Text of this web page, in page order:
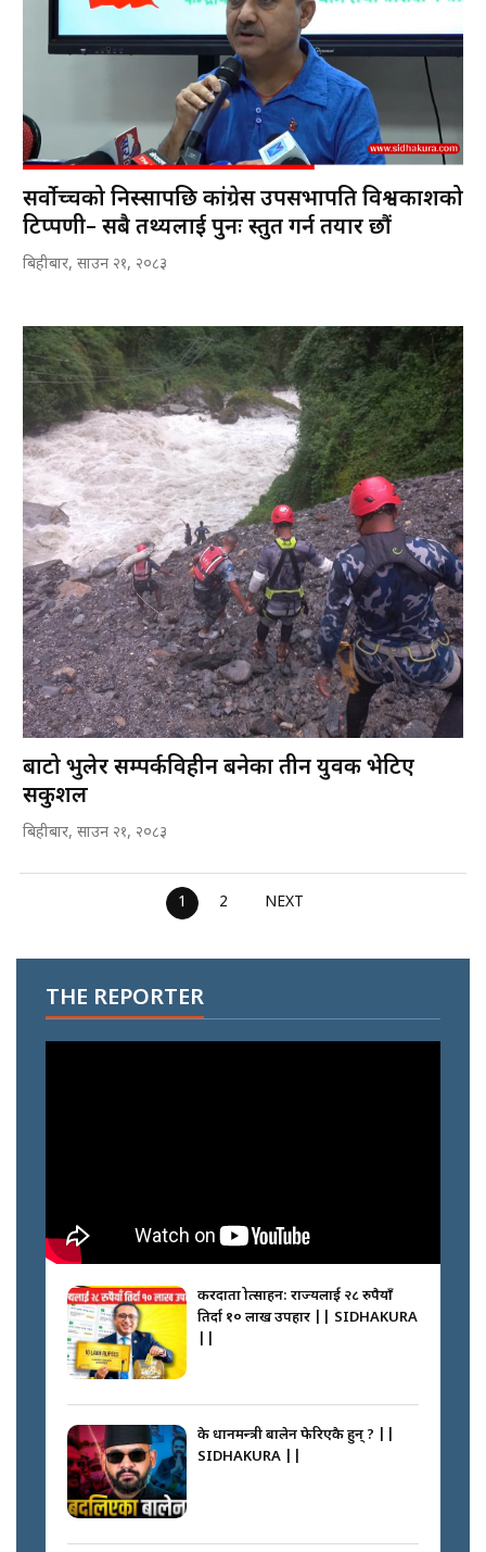
सर्वोच्चको निस्सापछि कांग्रेस उपसभापति विश्वप्रकाशको
टिप्पणी– सबै तथ्यलाई पुनः प्रस्तुत गर्न तयार छौं
बिहीबार, साउन २१, २०८३
बाटो भुलेर सम्पर्कविहीन बनेका तीन युवक भेटिए
सकुशल
बिहीबार, साउन २१, २०८३
1 2 NEXT
THE REPORTER
करदाता प्रोत्साहन: राज्यलाई २८ रुपैयाँ
तिर्दा १० लाख उपहार || SIDHAKURA
के प्रधानमन्त्री बालेन फेरिएकै हुन् ? ||
SIDHAKURA ||